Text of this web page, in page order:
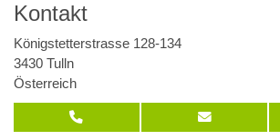
Kontakt
Königstetterstrasse 128-134
3430 Tulln
Österreich